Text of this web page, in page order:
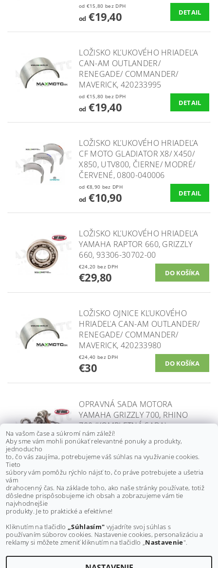
od €15,80 bez DPH
od€19,40 DETAIL
LOŽISKO KĽUKOVÉHO HRIADEĽA
CAN-AM OUTLANDER/
RENEGADE/ COMMANDER/
MAVERICK, 420233995
od €15,80 bez DPH
od€19,40 DETAIL
LOŽISKO KĽUKOVÉHO HRIADEĽA
CF MOTO GLADIATOR X8/ X450/
X850, UTV800, ČIERNE/ MODRÉ/
ČERVENÉ, 0800-040006
od €8,90 bez DPH
od€10,90 DETAIL
LOŽISKO KĽUKOVÉHO HRIADEĽA
YAMAHA RAPTOR 660, GRIZZLY
660, 93306-30702-00
€24,20 bez DPH
€29,80
LOŽISKO OJNICE KĽUKOVÉHO
HRIADEĽA CAN-AM OUTLANDER/
RENEGADE/ COMMANDER/
MAVERICK, 420233980
€24,40 bez DPH
€30
OPRAVNÁ SADA MOTORA
YAMAHA GRIZZLY 700, RHINO
700 (KOMPLETNÁ SADA)
€540 bez DPH
€664,20
VAČKOVÝ HRIADEĽ KAWASAKI
BRUTEFORCE 650/ 750, KFX700,
€394,60
Na vašom čase a súkromí nám záleží!
Aby sme vám mohli ponúkať relevantné ponuky a produkty,
jednoducho
to, čo vás zaujíma, potrebujeme váš súhlas na využívanie cookies.
Tieto
súbory vám pomôžu rýchlo nájsť to, čo práve potrebujete a ušetria
vám
drahocenný čas. Na základe toho, ako naše stránky používate, totiž
dôsledne prispôsobujeme ich obsah a zobrazujeme vám tie
najvhodnejšie
produkty. Je to praktické a efektívne!
Kliknutím na tlačidlo „Súhlasím" vyjadríte svoj súhlas s
používaním súborov cookies. Nastavenie cookies, personalizáciu a
reklamy si môžete zmeniť kliknutím na tlačidlo „Nastavenie".